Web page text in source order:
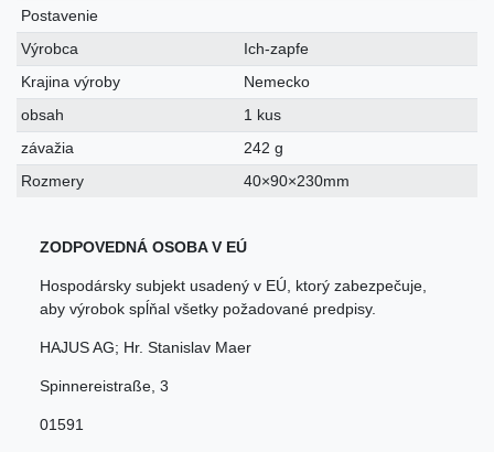
Postavenie
Výrobca
Ich-zapfe
Krajina výroby
Nemecko
obsah
1 kus
závažia
242 g
Rozmery
40×90×230mm
ZODPOVEDNÁ OSOBA V EÚ
Hospodársky subjekt usadený v EÚ, ktorý zabezpečuje,
aby výrobok spĺňal všetky požadované predpisy.
HAJUS AG; Hr. Stanislav Maer
Spinnereistraße 3
01591